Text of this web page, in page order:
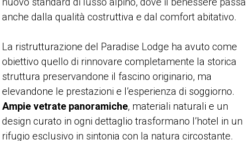
anche dalla qualità costruttiva e dal comfort abitativo.
La ristrutturazione del Paradise Lodge ha avuto come
obiettivo quello di rinnovare completamente la storica
struttura preservandone il fascino originario, ma
elevandone le prestazioni e l’esperienza di soggiorno.
Ampie vetrate panoramiche, materiali naturali e un
design curato in ogni dettaglio trasformano l’hotel in un
rifugio esclusivo in sintonia con la natura circostante.